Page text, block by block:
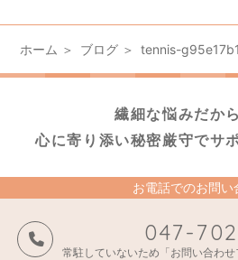
ホーム ブログ tennis-
繊細な悩みだか
心に寄り添い秘密厳守でサ
お電話でのお問い
047-
常駐していないため「お問い合わせ